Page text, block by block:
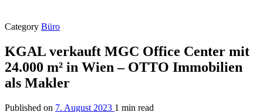
Category Büro
KGAL verkauft MGC Office Center mit
24.000 m² in Wien – OTTO Immobilien
als Makler
Published on 7. August 2023 1 min read